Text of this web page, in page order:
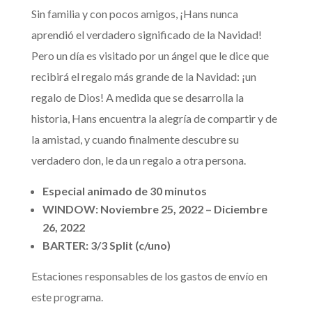
Sin familia y con pocos amigos, ¡Hans nunca
aprendió el verdadero significado de la Navidad!
Pero un día es visitado por un ángel que le dice que
recibirá el regalo más grande de la Navidad: ¡un
regalo de Dios! A medida que se desarrolla la
historia, Hans encuentra la alegría de compartir y de
la amistad, y cuando finalmente descubre su
verdadero don, le da un regalo a otra persona.
Especial animado de 30 minutos
WINDOW: Noviembre 25, 2022 – Diciembre
26, 2022
BARTER: 3/3 Split (c/uno)
Estaciones responsables de los gastos de envío en
este programa.